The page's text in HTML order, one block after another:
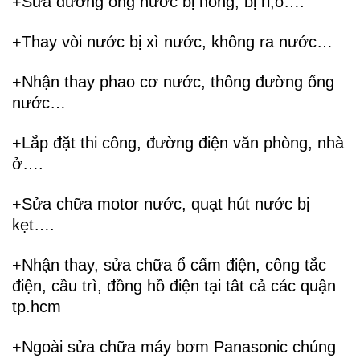
+Thay vòi nước bị xì nước, không ra nước…
+Nhận thay phao cơ nước, thông đường ống
nước…
+Lắp đặt thi công, đường điện văn phòng, nhà
ở….
+Sửa chữa motor nước, quạt hút nước bị
kẹt….
+Nhận thay, sửa chữa ổ cấm điện, công tắc
điện, cầu trì, đồng hồ điện tại tât cả các quận
tp.hcm
+Ngoài sửa chữa máy bơm Panasonic chúng